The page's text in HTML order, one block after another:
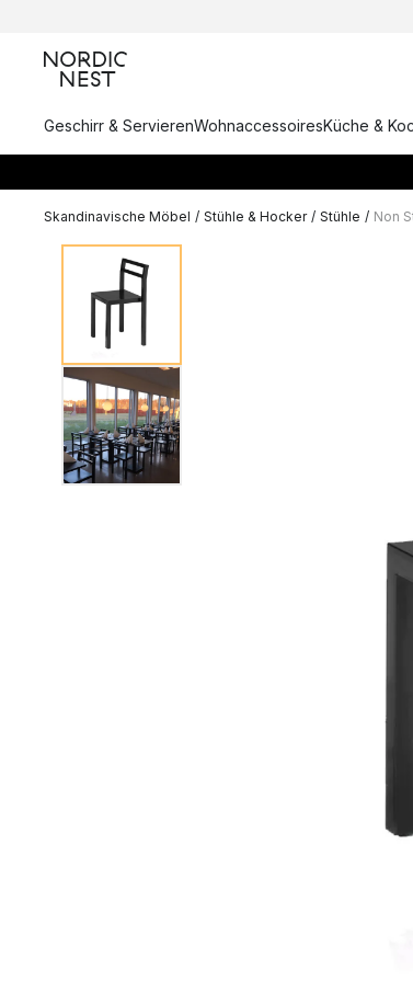
Geschirr & ServierenWohnaccessoiresKüche &
Skandinavische Möbel / Stühle & Hocker / Stühle / Non